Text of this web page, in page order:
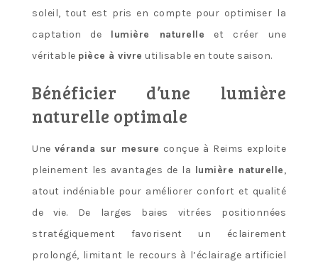
soleil, tout est pris en compte pour optimiser la
captation de lumière naturelle et créer une
véritable pièce à vivre utilisable en toute saison.
Bénéficier d’une lumière
naturelle optimale
Une véranda sur mesure conçue à Reims exploite
pleinement les avantages de la lumière naturelle,
atout indéniable pour améliorer confort et qualité
de vie. De larges baies vitrées positionnées
stratégiquement favorisent un éclairement
prolongé, limitant le recours à l’éclairage artificiel